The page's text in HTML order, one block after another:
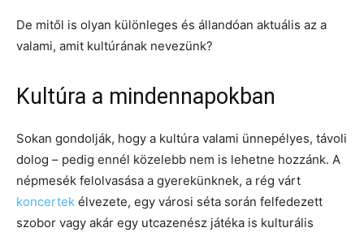
De mitől is olyan különleges és állandóan aktuális az a
valami, amit kultúrának nevezünk?
Kultúra a mindennapokban
Sokan gondolják, hogy a kultúra valami ünnepélyes, távoli
dolog – pedig ennél közelebb nem is lehetne hozzánk. A
népmesék felolvasása a gyerekünknek, a rég várt
koncertek élvezete, egy városi séta során felfedezett
szobor vagy akár egy utcazenész játéka is kulturális